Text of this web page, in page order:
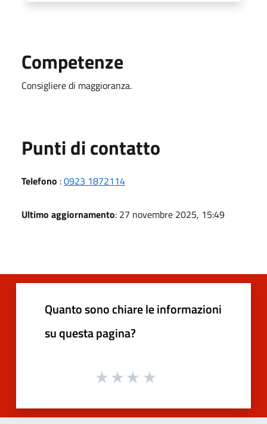
Competenze
Consigliere di maggioranza.
Punti di contatto
Telefono :0923 1872114
Ultimo aggiornamento: 27 novembre 2025, 15:49
Quanto sono chiare le informazioni
su questa pagina?